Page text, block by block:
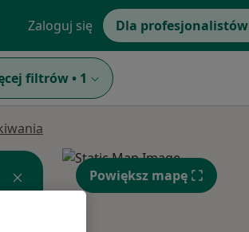
Zaloguj się Dla profesjonalistów
filtrów • 1
Powiększ mapę